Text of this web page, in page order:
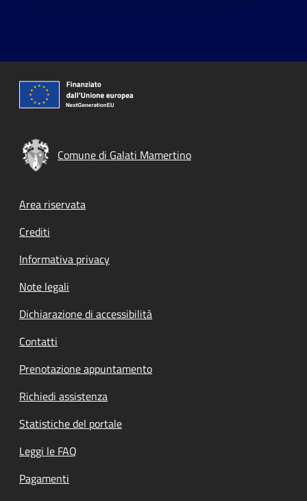
Comune di Galati Mamertino
Footer menu
Area riservata
Crediti
Informativa privacy
Note legali
Dichiarazione di accessibilità
Contatti
Prenotazione appuntamento
Richiedi assistenza
Statistiche del portale
Leggi le FAQ
Pagamenti